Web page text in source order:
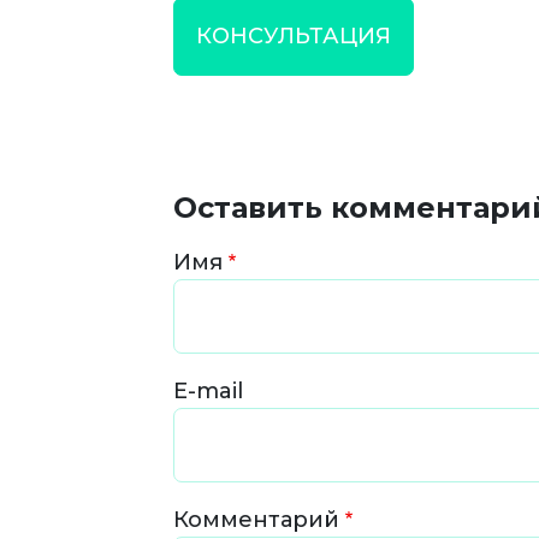
КОНСУЛЬТАЦИЯ
Оставить
Имя
E-mail
Комментарий